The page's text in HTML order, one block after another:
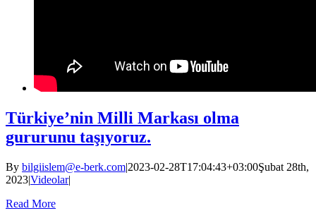
Türkiye’nin Milli Markası olma
gururunu taşıyoruz.
By bilgiislem@e-berk.com|2023-02-28T17:04:43+03:00Şubat 28th,
2023|Videolar|
Read More